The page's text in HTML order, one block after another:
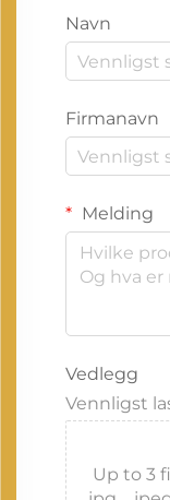
Navn
Firmanavn
Melding
Vedlegg
Vennligst
Up to 3